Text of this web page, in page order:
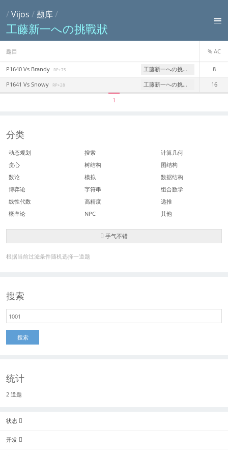
/Vijos / 题库/
工藤新一への挑戰狀
题目 % AC
P1640 Vs Brandy RP+75 工藤新一への挑戰狀 8
P1641 Vs Snowy RP+28 工藤新一への挑戰狀 16
1
分类
动态规划 搜索
计算几何
贪心
树结构
图结构
数论
模拟
数据结构
博弈论
字符串
组合数学
线性代数
高精度
递推
概率论
NPC 其他
手气不错
根据当前过滤条件随机选择一道题
搜索
搜索
统计
2 道题
状态
开发